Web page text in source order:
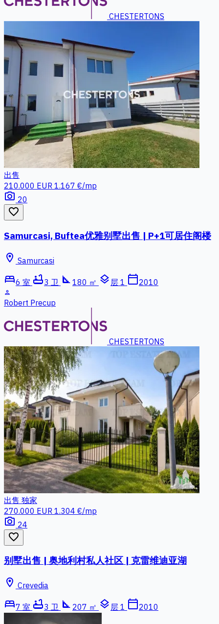
CHESTERTONS
出售
210.000 EUR 1.167 €/mp
photo_camera 20
favorite_border
Samurcasi, Buftea优雅别墅出售 | P+1可居住阁楼
location_on Samurcasi
bed6 室 bathtub3 卫 square_foot 180 ㎡ layers 层 1 calendar_today2010
person
Robert Precup
CHESTERTONS
出售 独家
270.000 EUR 1.304 €/mp
photo_camera 24
favorite_border
别墅出售 | 奥地利村私人社区 | 克雷维迪亚湖
location_on Crevedia
bed7 室 bathtub3 卫 square_foot 207 ㎡ layers 层 1 calendar_today2010